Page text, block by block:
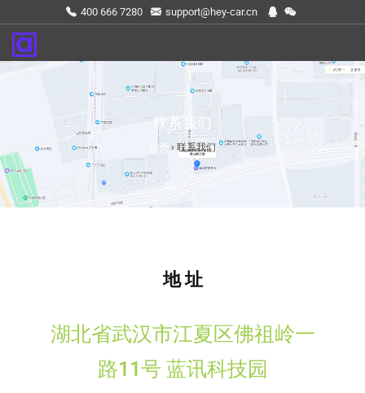
400 666 7280 support@hey-car.cn
联系我们
首页 › 联系我们
地 址
湖北省武汉市江夏区佛祖岭一
路11号 蓝讯科技园